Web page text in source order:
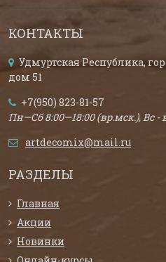
КОНТАКТЫ
Удмуртская Республика,
дом 51
+7(950) 823-81-57
Пн—Сб 8:00—18:00 (вр.мск.), Вс
artdecomix@mail.ru
РАЗДЕЛЫ
Главная
Акции
Новинки